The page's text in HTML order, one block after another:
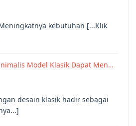
kebutuhan [...Klik
Model Klasik Dapat Men…
desain klasik hadir sebagai